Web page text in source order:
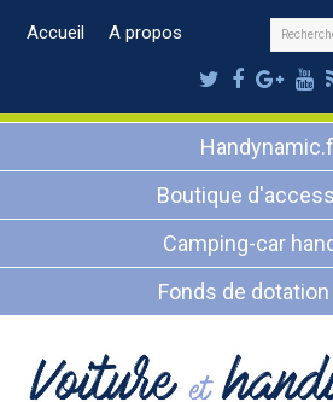
Accueil A propos
Twitter
Plus
Boutique
Camping-car
Fonds de